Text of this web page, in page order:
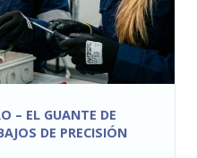
– EL GUANTE DE
DE PRECISIÓN